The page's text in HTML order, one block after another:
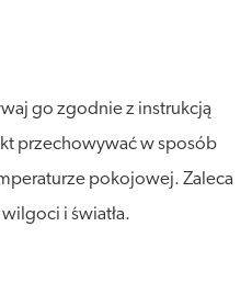
go zgodnie z instrukcją
przechowywać w sposób
pokojowej. Zaleca
i światła.